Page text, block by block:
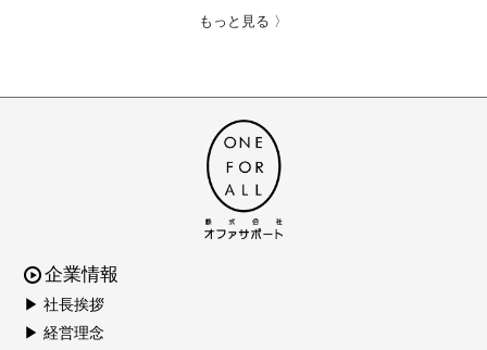
もっと見る 〉
企業情報
▶ 社長挨拶
▶ 経営理念